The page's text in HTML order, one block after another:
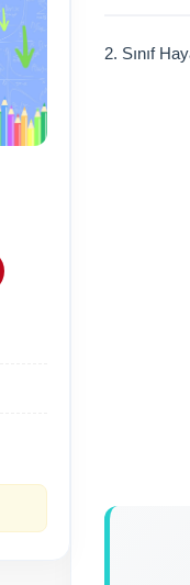
2. Sınıf